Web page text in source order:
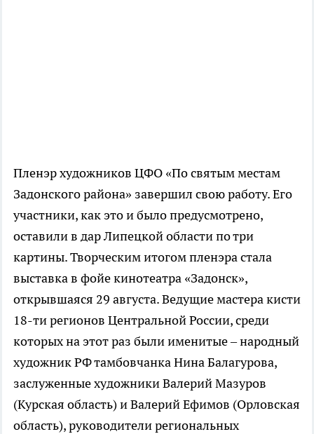
Пленэр художников ЦФО «По святым местам
Задонского района» завершил свою работу. Его
участники, как это и было предусмотрено,
оставили в дар Липецкой области по три
картины. Творческим итогом пленэра стала
выставка в фойе кинотеатра «Задонск»,
открывшаяся 29 августа. Ведущие мастера кисти
18-ти регионов Центральной России, среди
которых на этот раз были именитые – народный
художник РФ тамбовчанка Нина Балагурова,
заслуженные художники Валерий Мазуров
(Курская область) и Валерий Ефимов (Орловская
область), руководители региональных